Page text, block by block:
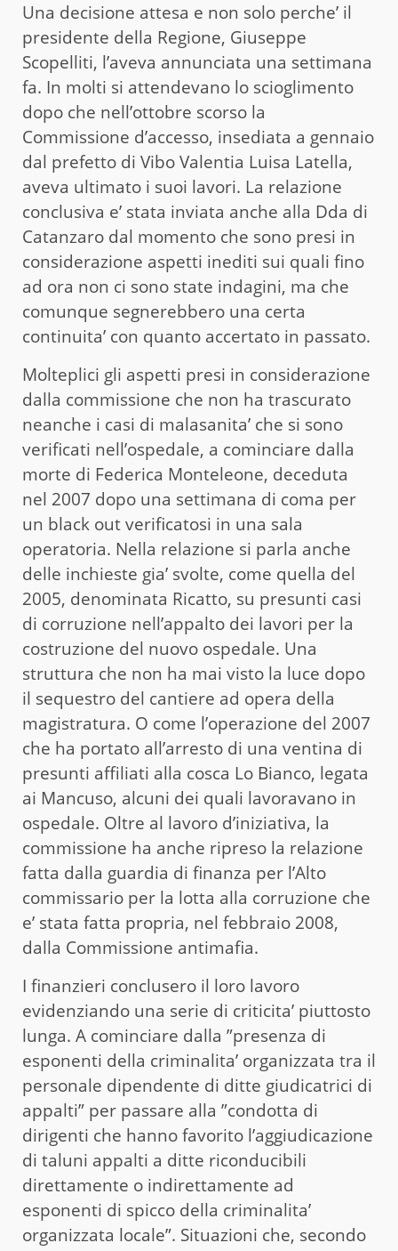
Una decisione attesa e non solo perche’ il
presidente della Regione, Giuseppe
Scopelliti, l’aveva annunciata una settimana
fa. In molti si attendevano lo scioglimento
dopo che nell’ottobre scorso la
Commissione d’accesso, insediata a gennaio
dal prefetto di Vibo Valentia Luisa Latella,
aveva ultimato i suoi lavori. La relazione
conclusiva e’ stata inviata anche alla Dda di
Catanzaro dal momento che sono presi in
considerazione aspetti inediti sui quali fino
ad ora non ci sono state indagini, ma che
comunque segnerebbero una certa
continuita’ con quanto accertato in passato.
Molteplici gli aspetti presi in considerazione
dalla commissione che non ha trascurato
neanche i casi di malasanita’ che si sono
verificati nell’ospedale, a cominciare dalla
morte di Federica Monteleone, deceduta
nel 2007 dopo una settimana di coma per
un black out verificatosi in una sala
operatoria. Nella relazione si parla anche
delle inchieste gia’ svolte, come quella del
2005, denominata Ricatto, su presunti casi
di corruzione nell’appalto dei lavori per la
costruzione del nuovo ospedale. Una
struttura che non ha mai visto la luce dopo
il sequestro del cantiere ad opera della
magistratura. O come l’operazione del 2007
che ha portato all’arresto di una ventina di
presunti affiliati alla cosca Lo Bianco, legata
ai Mancuso, alcuni dei quali lavoravano in
ospedale. Oltre al lavoro d’iniziativa, la
commissione ha anche ripreso la relazione
fatta dalla guardia di finanza per l’Alto
commissario per la lotta alla corruzione che
e’ stata fatta propria, nel febbraio 2008,
dalla Commissione antimafia.
I finanzieri conclusero il loro lavoro
evidenziando una serie di criticita’ piuttosto
lunga. A cominciare dalla ”presenza di
esponenti della criminalita’ organizzata tra il
personale dipendente di ditte giudicatrici di
appalti” per passare alla ”condotta di
dirigenti che hanno favorito l’aggiudicazione
di taluni appalti a ditte riconducibili
direttamente o indirettamente ad
esponenti di spicco della criminalita’
organizzata locale”. Situazioni che, secondo